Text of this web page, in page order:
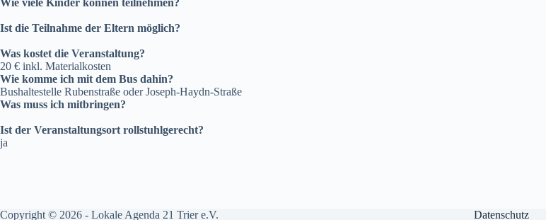
Ist die Teilnahme der Eltern möglich?
Was kostet die Veranstaltung?
20 € inkl. Materialkosten
Wie komme ich mit dem Bus dahin?
Bushaltestelle Rubenstraße oder Joseph-Haydn-Straße
Was muss ich mitbringen?
Ist der Veranstaltungsort rollstuhlgerecht?
ja
Copyright © 2026 - Lokale Agenda 21 Trier e.V. Datenschutz